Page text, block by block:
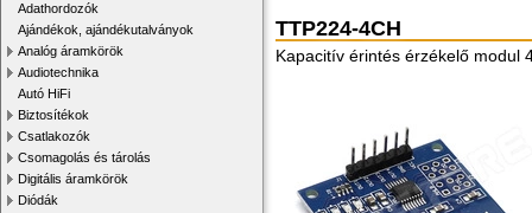
Adathordozók
Ajándékok, ajándékutalványok
Analóg áramkörök
Audiotechnika
Autó HiFi
Biztosítékok
Csatlakozók
Csomagolás és tárolás
Digitális áramkörök
Diódák
TTP224-4CH
Kapacitív érintés érzékelő modul